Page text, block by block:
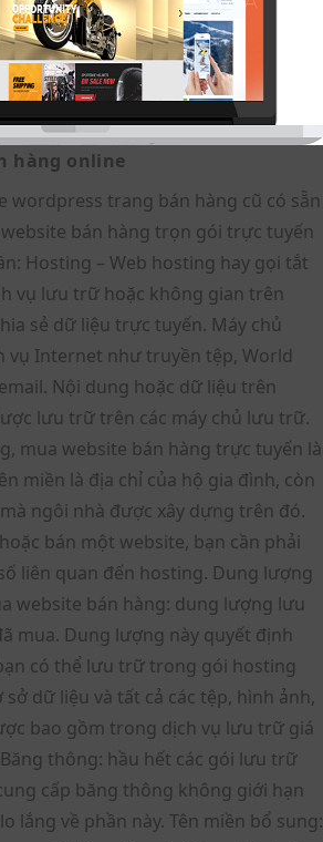
hàng online
wordpress trang bán hàng cũ có sẵn
bán hàng trọn gói trực tuyến
Hosting – Web hosting hay gọi tắt
vụ lưu trữ hoặc không gian trên
sẻ dữ liệu trực tuyến. Máy chủ
vụ Internet như truyền tệp, World
Nội dung hoặc dữ liệu trên
lưu trữ trên các máy chủ lưu trữ.
mua website bán hàng trực tuyến là
miền là địa chỉ của hộ gia đình, còn
ngôi nhà được xây dựng trên đó.
bán một website, bạn cần phải
liên quan đến hosting. Dung lượng
website bán hàng: dung lượng lưu
mua. Dung lượng này quyết định
có thể lưu trữ trong gói hosting
sở dữ liệu và tất cả các tệp, hình ảnh,
bao gồm trong dịch vụ lưu trữ giá
thông: hầu hết các gói lưu trữ
cấp băng thông không giới hạn
lắng về phần này. Tên miền bổ sung: